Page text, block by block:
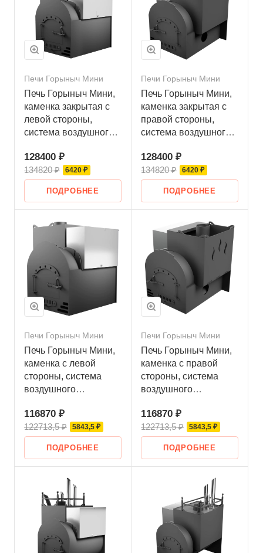
Печи Горыныч Мини
Печь Горыныч Мини,
каменка закрытая с
левой стороны,
система воздушного
128400 ₽
134820 ₽ 6420 ₽
ПОДРОБНЕЕ
Печи Горыныч Мини
Печь Горыныч Мини,
каменка закрытая с
правой стороны,
система воздушного
128400 ₽
134820 ₽ 6420 ₽
ПОДРОБНЕЕ
Печи Горыныч Мини
Печь Горыныч Мини,
каменка с левой
стороны, система
воздушного
116870 ₽
122713,5 ₽ 5843,5 ₽
ПОДРОБНЕЕ
Печи Горыныч Мини
Печь Горыныч Мини,
каменка с правой
стороны, система
воздушного
116870 ₽
122713,5 ₽ 5843,5 ₽
ПОДРОБНЕЕ